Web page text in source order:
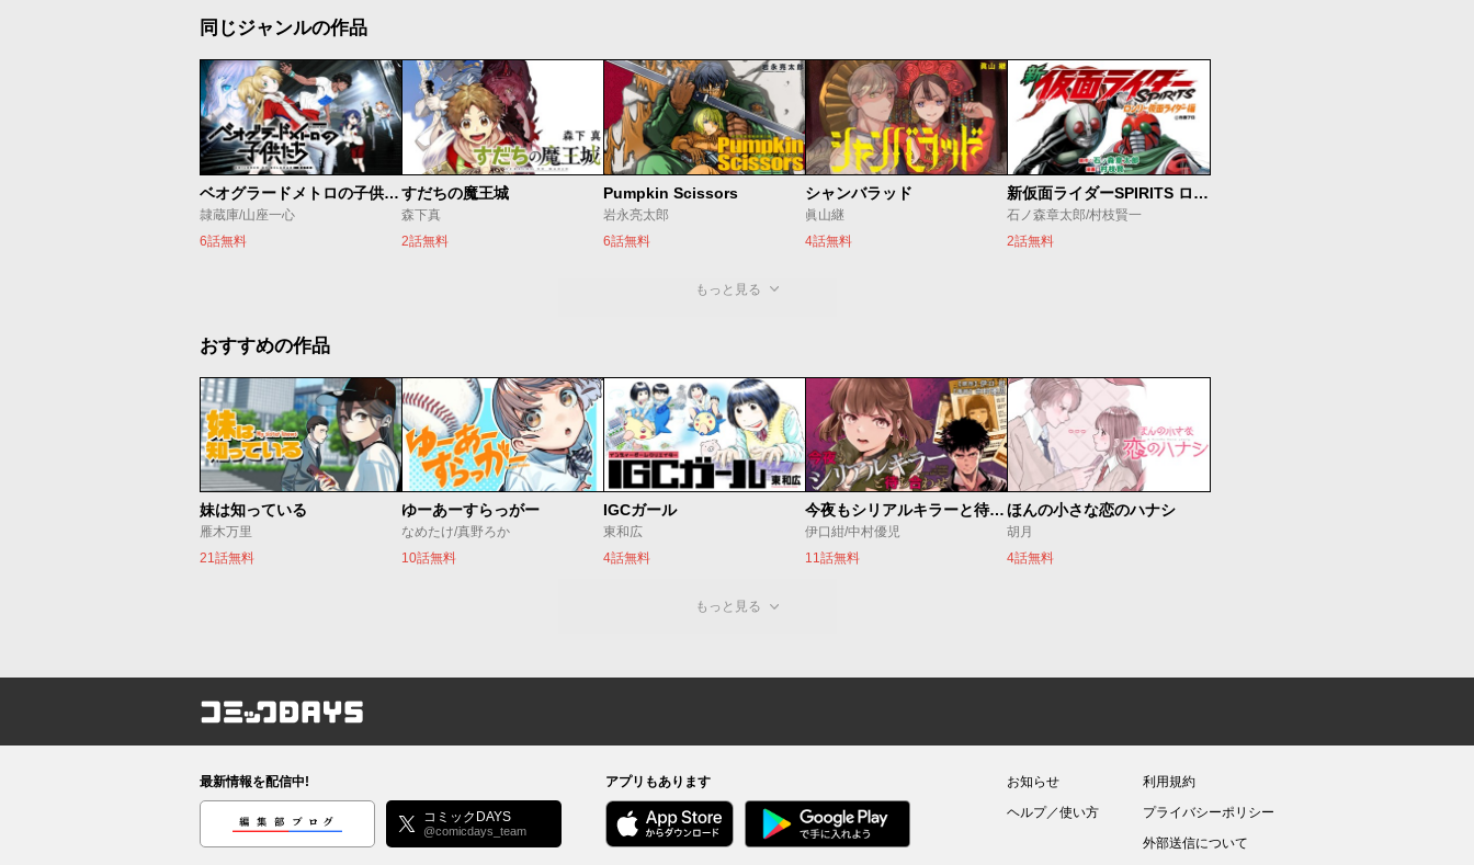
同じジャンルの作品
ベオグラードメトロの子供たち
隷蔵庫/山座一心
6話無料
すだちの魔王城
森下真
2話無料
Pumpkin Scissors
岩永亮太郎
6話無料
シャンバラッド
眞山継
4話無料
新仮面ライダーSPIRITS ロンリー仮面ライダー編
石ノ森章太郎/村枝賢一
2話無料
もっと見る
おすすめの作品
妹は知っている
雁木万里
21話無料
ゆーあーすらっがー
なめたけ/真野ろか
10話無料
IGCガール
東和広
4話無料
今夜もシリアルキラーと待ち合わせ
伊口紺/中村優児
11話無料
ほんの小さな恋のハナシ
胡月
4話無料
もっと見る
コミックDAYS
最新情報を配信中!
編集部ブログ コミックDAYS
@comicdays_team
アプリもあります
お知らせ
ヘルプ／使い方
利用規約
プライバシーポリシー
外部送信について